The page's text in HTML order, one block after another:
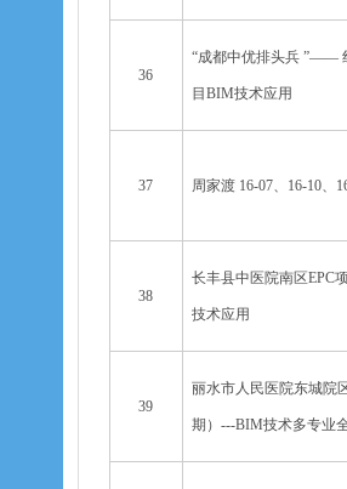
36
“成都中优排头兵 ”——
目BIM技术应用
37 周家渡 16-07、16-10、
38
长丰县中医院南区EPC
技术应用
39
丽水市人民医院东城院
期）---BIM技术多专业